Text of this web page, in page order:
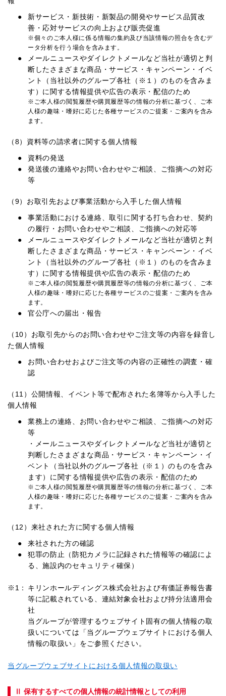
新サービス・新技術・新製品の開発やサービス品質改
善・応対サービスの向上および販売促進
※個々のご本人様に係る情報の集約及び当該情報の照合を含むデ
ータ分析を行う場合を含みます。
メールニュースやダイレクトメールなど当社が適切と判
断したさまざまな商品・サービス・キャンペーン・イベ
ント（当社以外のグループ各社（※１）のものを含みま
す）に関する情報提供や広告の表示・配信のため
※ご本人様の閲覧履歴や購買履歴等の情報の分析に基づく、ご本
人様の趣味・嗜好に応じた各種サービスのご提案・ご案内を含み
ます。
（8）資料等の請求者に関する個人情報
資料の発送
発送後の連絡やお問い合わせやご相談、ご指摘への対応
等
（9）お取引先および事業活動から入手した個人情報
事業活動における連絡、取引に関する打ち合わせ、契約
の履行・お問い合わせやご相談、ご指摘への対応等
メールニュースやダイレクトメールなど当社が適切と判
断したさまざまな商品・サービス・キャンペーン・イベ
ント（当社以外のグループ各社（※１）のものを含みま
す）に関する情報提供や広告の表示・配信のため
※ご本人様の閲覧履歴や購買履歴等の情報の分析に基づく、ご本
人様の趣味・嗜好に応じた各種サービスのご提案・ご案内を含み
ます。
官公庁への届出・報告
（10）お取引先からのお問い合わせやご注文等の内容を録音し
た個人情報
お問い合わせおよびご注文等の内容の正確性の調査・確
認
（11）公開情報、イベント等で配布された名簿等から入手した
個人情報
業務上の連絡、お問い合わせやご相談、ご指摘への対応
等
・メールニュースやダイレクトメールなど当社が適切と
判断したさまざまな商品・サービス・キャンペーン・イ
ベント（当社以外のグループ各社（※１）のものを含み
ます）に関する情報提供や広告の表示・配信のため
※ご本人様の閲覧履歴や購買履歴等の情報の分析に基づく、ご本
人様の趣味・嗜好に応じた各種サービスのご提案・ご案内を含み
ます。
（12）来社された方に関する個人情報
来社された方の確認
犯罪の防止（防犯カメラに記録された情報等の確認によ
る、施設内のセキュリティ確保）
キリンホールディングス株式会社および有価証券報告書
等に記載されている、連結対象会社および持分法適用会
社
当グループが管理するウェブサイト固有の個人情報の取
扱いについては「当グループウェブサイトにおける個人
情報の取扱い」をご参照ください。
当グループウェブサイトにおける個人情報の取扱い
Ⅱ 保有するすべての個人情報の統計情報としての利用